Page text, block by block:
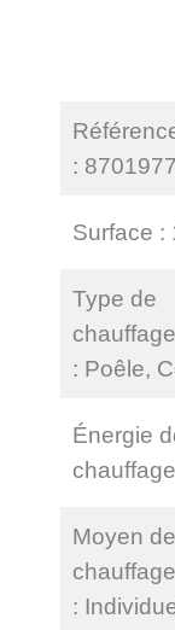
Surface
Type de
chauffage
Poêle,
Énergie
chauffage
Moyen de
chauffage